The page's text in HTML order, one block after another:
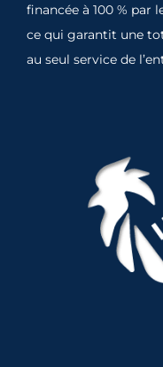
financée à 100 % par
ce qui garantit une
au seul service de